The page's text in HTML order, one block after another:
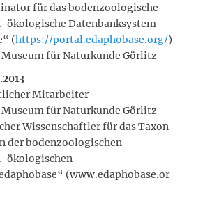
für das bodenzoologische
ökologische Datenbanksystem
(https://portal.edaphobase.org/)
Museum für Naturkunde Görlitz
Mitarbeiter
Museum für Naturkunde Görlitz
Wissenschaftler für das Taxon
der bodenzoologischen
ökologischen
(www.edaphobase.or